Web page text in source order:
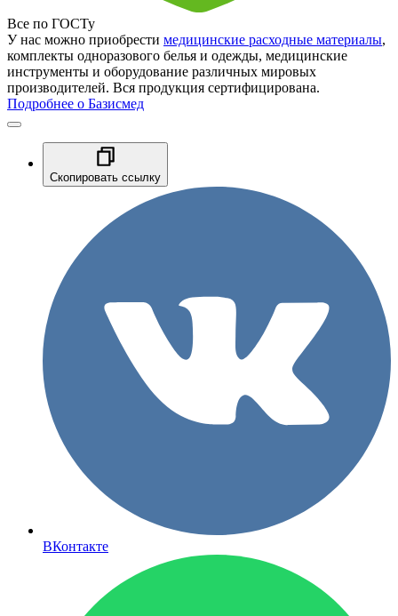
Все по ГОСТу
У нас можно приобрести медицинские расходные материалы,
комплекты одноразового белья и одежды, медицинские
инструменты и оборудование различных мировых
производителей. Вся продукция сертифицирована.
Подробнее о Базисмед
Скопировать ссылку
ВКонтакте